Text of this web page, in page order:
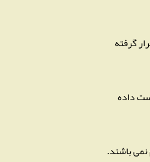
گرفته
داده
نمی باشند.